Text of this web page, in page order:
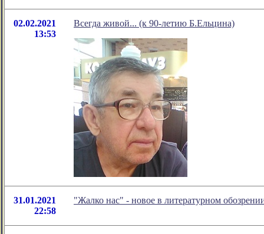
02.02.2021
13:53
Всегда живой... (к 90-летию Б.Ельцина)
31.01.2021
22:58
"Жалко нас" - новое в литературном